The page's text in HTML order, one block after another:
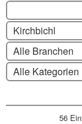
Kirchbichl
Alle Branchen
Alle Kategorien
56